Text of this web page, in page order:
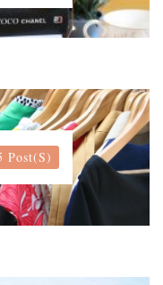
Post(s)